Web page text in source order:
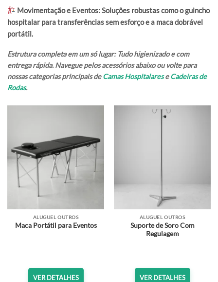
Movimentação e Eventos:Soluções robustas como oguincho
hospitalarpara transferências sem esforço e a maca dobrável
portátil.
Estrutura completa em um só lugar:Tudo higienizado e com
entrega rápida. Navegue pelos acessórios abaixo ou volte para
nossas categorias principais deCamas HospitalareseCadeiras de
Rodas.
ALUGUEL OUTROS
Maca Portátil para Eventos
VER DETALHES
ALUGUEL OUTROS
Suporte de Soro Com
Regulagem
VER DETALHES